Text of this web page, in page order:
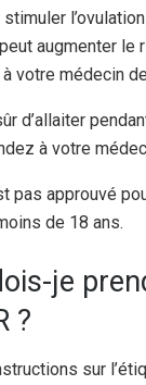
augmenter le
votre médecin
d’allaiter
à votre
pas approuvé
de 18 ans.
je
?
sur